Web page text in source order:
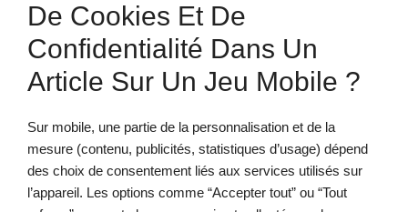
De Cookies Et De
Confidentialité Dans Un
Article Sur Un Jeu Mobile ?
Sur mobile, une partie de la personnalisation et de la
mesure (contenu, publicités, statistiques d’usage) dépend
des choix de consentement liés aux services utilisés sur
l’appareil. Les options comme “Accepter tout” ou “Tout